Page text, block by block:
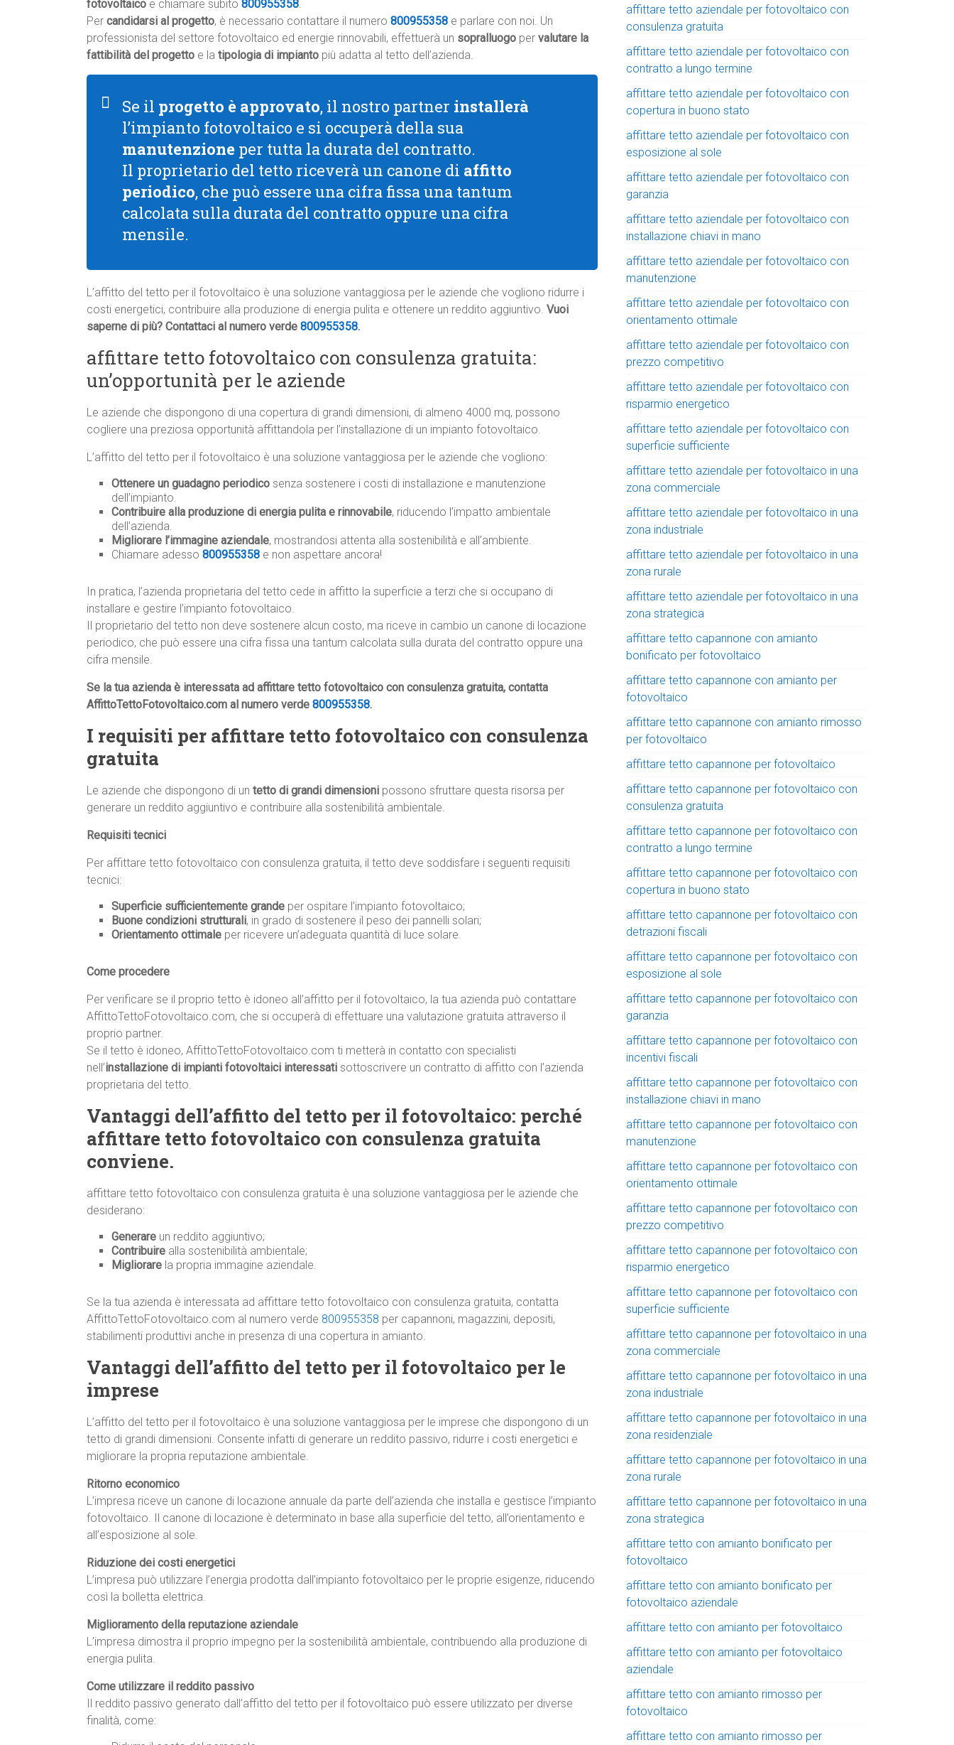
fotovoltaico e chiamare subito 800955358.
Per candidarsi al progetto, è necessario contattare il numero 800955358 e parlare con noi. Un
professionista del settore fotovoltaico ed energie rinnovabili, effettuerà un sopralluogo per valutare la
fattibilità del progetto e la tipologia di impianto più adatta al tetto dell’azienda.
Se il progetto è approvato, il nostro partner installerà
l’impianto fotovoltaico e si occuperà della sua
manutenzione per tutta la durata del contratto.
Il proprietario del tetto riceverà un canone di affitto
periodico, che può essere una cifra fissa una tantum
calcolata sulla durata del contratto oppure una cifra
mensile.
L’affitto del tetto per il fotovoltaico è una soluzione vantaggiosa per le aziende che vogliono ridurre i
costi energetici, contribuire alla produzione di energia pulita e ottenere un reddito aggiuntivo. Vuoi
saperne di più? Contattaci al numero verde 800955358.
affittare tetto fotovoltaico con consulenza gratuita:
un’opportunità per le aziende
Le aziende che dispongono di una copertura di grandi dimensioni, di almeno 4000 mq, possono
cogliere una preziosa opportunità affittandola per l’installazione di un impianto fotovoltaico.
L’affitto del tetto per il fotovoltaico è una soluzione vantaggiosa per le aziende che vogliono:
Ottenere un guadagno periodico senza sostenere i costi di installazione e manutenzione
dell’impianto.
Contribuire alla produzione di energia pulita e rinnovabile, riducendo l’impatto ambientale
dell’azienda.
Migliorare l’immagine aziendale, mostrandosi attenta alla sostenibilità e all’ambiente.
Chiamare adesso 800955358 e non aspettare ancora!
In pratica, l’azienda proprietaria del tetto cede in affitto la superficie a terzi che si occupano di
installare e gestire l’impianto fotovoltaico.
Il proprietario del tetto non deve sostenere alcun costo, ma riceve in cambio un canone di locazione
periodico, che può essere una cifra fissa una tantum calcolata sulla durata del contratto oppure una
cifra mensile.
Se la tua azienda è interessata ad affittare tetto fotovoltaico con consulenza gratuita, contatta
AffittoTettoFotovoltaico.com al numero verde 800955358.
I requisiti per affittare tetto fotovoltaico con consulenza
gratuita
Le aziende che dispongono di un tetto di grandi dimensioni possono sfruttare questa risorsa per
generare un reddito aggiuntivo e contribuire alla sostenibilità ambientale.
Requisiti tecnici
Per affittare tetto fotovoltaico con consulenza gratuita, il tetto deve soddisfare i seguenti requisiti
tecnici:
Superficie sufficientemente grande per ospitare l’impianto fotovoltaico;
Buone condizioni strutturali, in grado di sostenere il peso dei pannelli solari;
Orientamento ottimale per ricevere un’adeguata quantità di luce solare.
Come procedere
Per verificare se il proprio tetto è idoneo all’affitto per il fotovoltaico, la tua azienda può contattare
AffittoTettoFotovoltaico.com, che si occuperà di effettuare una valutazione gratuita attraverso il
proprio partner.
Se il tetto è idoneo, AffittoTettoFotovoltaico.com ti metterà in contatto con specialisti
nell’installazione di impianti fotovoltaici interessati sottoscrivere un contratto di affitto con l’azienda
proprietaria del tetto.
Vantaggi dell’affitto del tetto per il fotovoltaico: perché
affittare tetto fotovoltaico con consulenza gratuita
conviene.
affittare tetto fotovoltaico con consulenza gratuita è una soluzione vantaggiosa per le aziende che
desiderano:
Generare un reddito aggiuntivo;
Contribuire alla sostenibilità ambientale;
Migliorare la propria immagine aziendale.
Se la tua azienda è interessata ad affittare tetto fotovoltaico con consulenza gratuita, contatta
AffittoTettoFotovoltaico.com al numero verde 800955358 per capannoni, magazzini, depositi,
stabilimenti produttivi anche in presenza di una copertura in amianto.
Vantaggi dell’affitto del tetto per il fotovoltaico per le
imprese
L’affitto del tetto per il fotovoltaico è una soluzione vantaggiosa per le imprese che dispongono di un
tetto di grandi dimensioni. Consente infatti di generare un reddito passivo, ridurre i costi energetici e
migliorare la propria reputazione ambientale.
Ritorno economico
L’impresa riceve un canone di locazione annuale da parte dell’azienda che installa e gestisce l’impianto
fotovoltaico. Il canone di locazione è determinato in base alla superficie del tetto, all’orientamento e
all’esposizione al sole.
Riduzione dei costi energetici
L’impresa può utilizzare l’energia prodotta dall’impianto fotovoltaico per le proprie esigenze, riducendo
così la bolletta elettrica.
Miglioramento della reputazione aziendale
L’impresa dimostra il proprio impegno per la sostenibilità ambientale, contribuendo alla produzione di
energia pulita.
Come utilizzare il reddito passivo
Il reddito passivo generato dall’affitto del tetto per il fotovoltaico può essere utilizzato per diverse
finalità, come:
affittare tetto aziendale per fotovoltaico con
consulenza gratuita
affittare tetto aziendale per fotovoltaico con
contratto a lungo termine
affittare tetto aziendale per fotovoltaico con
copertura in buono stato
affittare tetto aziendale per fotovoltaico con
esposizione al sole
affittare tetto aziendale per fotovoltaico con
garanzia
affittare tetto aziendale per fotovoltaico con
installazione chiavi in mano
affittare tetto aziendale per fotovoltaico con
manutenzione
affittare tetto aziendale per fotovoltaico con
orientamento ottimale
affittare tetto aziendale per fotovoltaico con
prezzo competitivo
affittare tetto aziendale per fotovoltaico con
risparmio energetico
affittare tetto aziendale per fotovoltaico con
superficie sufficiente
affittare tetto aziendale per fotovoltaico in una
zona commerciale
affittare tetto aziendale per fotovoltaico in una
zona industriale
affittare tetto aziendale per fotovoltaico in una
zona rurale
affittare tetto aziendale per fotovoltaico in una
zona strategica
affittare tetto capannone con amianto
bonificato per fotovoltaico
affittare tetto capannone con amianto per
fotovoltaico
affittare tetto capannone con amianto rimosso
per fotovoltaico
affittare tetto capannone per fotovoltaico
affittare tetto capannone per fotovoltaico con
consulenza gratuita
affittare tetto capannone per fotovoltaico con
contratto a lungo termine
affittare tetto capannone per fotovoltaico con
copertura in buono stato
affittare tetto capannone per fotovoltaico con
detrazioni fiscali
affittare tetto capannone per fotovoltaico con
esposizione al sole
affittare tetto capannone per fotovoltaico con
garanzia
affittare tetto capannone per fotovoltaico con
incentivi fiscali
affittare tetto capannone per fotovoltaico con
installazione chiavi in mano
affittare tetto capannone per fotovoltaico con
manutenzione
affittare tetto capannone per fotovoltaico con
orientamento ottimale
affittare tetto capannone per fotovoltaico con
prezzo competitivo
affittare tetto capannone per fotovoltaico con
risparmio energetico
affittare tetto capannone per fotovoltaico con
superficie sufficiente
affittare tetto capannone per fotovoltaico in una
zona commerciale
affittare tetto capannone per fotovoltaico in una
zona industriale
affittare tetto capannone per fotovoltaico in una
zona residenziale
affittare tetto capannone per fotovoltaico in una
zona rurale
affittare tetto capannone per fotovoltaico in una
zona strategica
affittare tetto con amianto bonificato per
fotovoltaico
affittare tetto con amianto bonificato per
fotovoltaico aziendale
affittare tetto con amianto per fotovoltaico
affittare tetto con amianto per fotovoltaico
aziendale
affittare tetto con amianto rimosso per
fotovoltaico
affittare tetto con amianto rimosso per